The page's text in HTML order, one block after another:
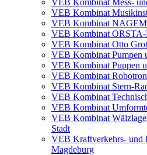
VEB Kombinat Mess-
VEB Kombinat
VEB Kombinat
VEB Kombinat
VEB Kombinat Otto
VEB Kombinat Pumpen
VEB Kombinat Puppen
VEB Kombinat Robotron
VEB Kombinat Stern-
VEB Kombinat
VEB Kombinat
VEB Kombinat
Stadt
VEB Kraftverkehrs- und
Magdeburg